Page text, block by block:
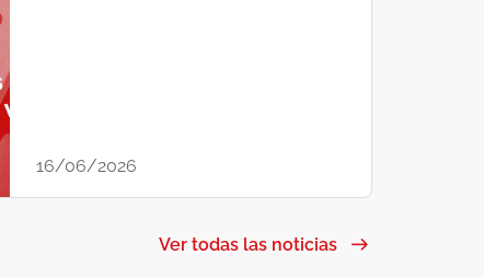
16/06/2026
Ver todas las noticias